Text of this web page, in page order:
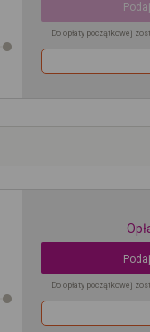
Do opłaty początkowej
Do opłaty początkowej